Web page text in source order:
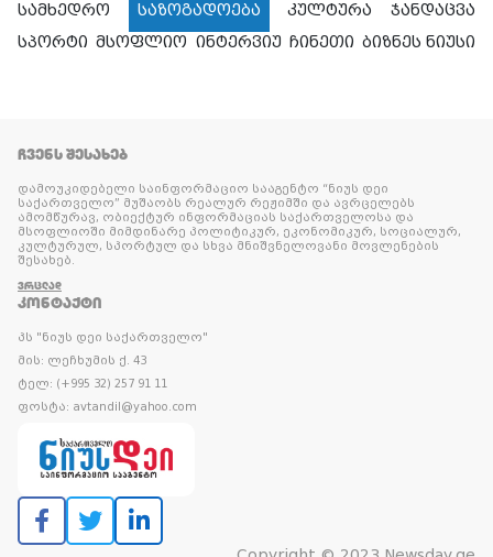
სამხედრო
საზოგადოება კულტურა
ჯანდაცვა
სპორტი მსოფლიო ინტერვიუ ჩინეთი ბიზნეს ნიუსი
ᲩᲕᲔᲜᲡ ᲨᲔᲡᲐᲮᲔᲑ
დამოუკიდებელი საინფორმაციო სააგენტო “ნიუს დეი
საქართველო” მუშაობს რეალურ რეჟიმში და ავრცელებს
ამომწურავ, ობიექტურ ინფორმაციას საქართველოსა და
მსოფლიოში მიმდინარე პოლიტიკურ, ეკონომიკურ, სოციალურ,
კულტურულ, სპორტულ და სხვა მნიშვნელოვანი მოვლენების
შესახებ.
ᲕᲠᲪᲚᲐᲓ
ᲙᲝᲜᲢᲐᲥᲢᲘ
პს "ნიუს დეი საქართველო"
მის: ლეჩხუმის ქ. 43
ტელ: (+995 32) 257 91 11
ფოსტა: avtandil@yahoo.com